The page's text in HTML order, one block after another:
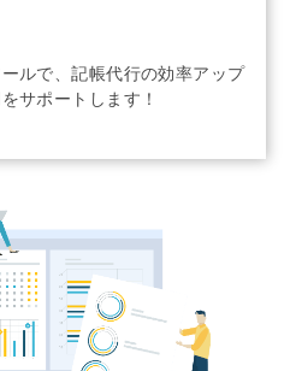
ルで、記帳代行の効率アップ
サポートします！